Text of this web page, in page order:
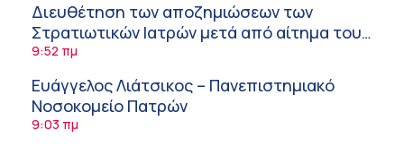
Διευθέτηση των αποζημιώσεων των
Στρατιωτικών Ιατρών μετά από αίτημα του
ΙΣΑ
9:52 πμ
Ευάγγελος Λιάτσικος – Πανεπιστημιακό
Νοσοκομείο Πατρών
9:03 πμ